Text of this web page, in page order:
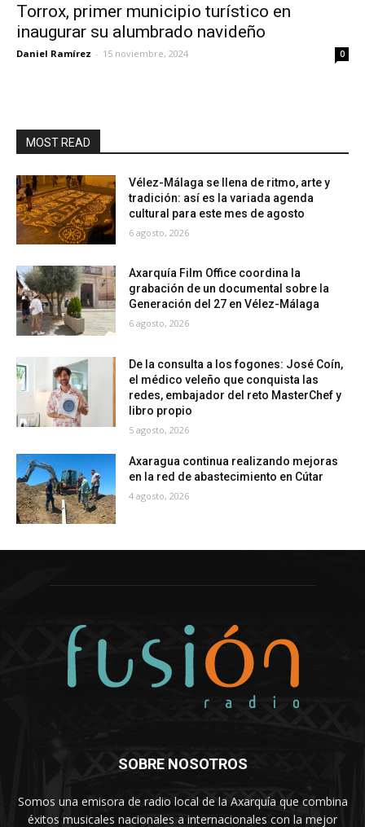
Torrox, primer municipio turístico en
inaugurar su alumbrado navideño
Daniel Ramírez - 15 noviembre, 2024 0
MOST READ
Vélez-Málaga se llena de ritmo, arte y
tradición: así es la variada agenda
cultural para este mes de agosto
6 agosto, 2026
Axarquía Film Office coordina la
grabación de un documental sobre la
Generación del 27 en Vélez-Málaga
6 agosto, 2026
De la consulta a los fogones: José Coín,
el médico veleño que conquista las
redes, embajador del reto MasterChef y
libro propio
5 agosto, 2026
Axaragua continua realizando mejoras
en la red de abastecimiento en Cútar
4 agosto, 2026
SOBRE NOSOTROS
Somos una emisora de radio local de la Axarquía que combina
éxitos musicales nacionales a internacionales con la mejor